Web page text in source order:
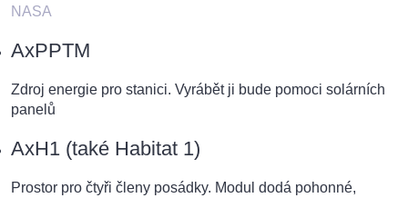
NASA
AxPPTM
Zdroj energie pro stanici. Vyrábět ji bude pomoci solárních
panelů
AxH1 (také Habitat 1)
Prostor pro čtyři členy posádky. Modul dodá pohonné,